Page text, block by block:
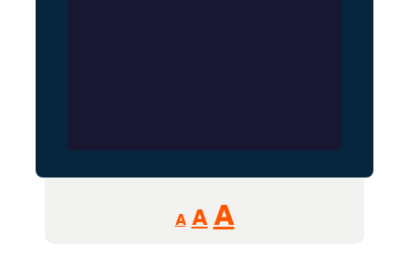
A
Reducir
tamaño
A Restablecer
AAumentar